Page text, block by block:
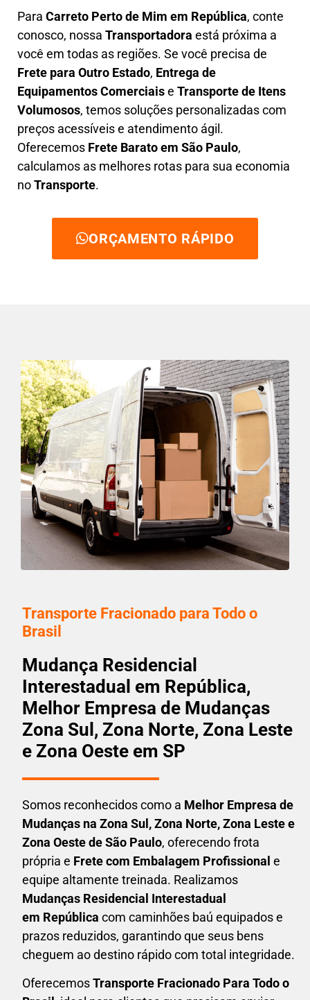
Para Carreto Perto de Mim em República, conte
conosco, nossa Transportadora está próxima a
você em todas as regiões. Se você precisa de
Frete para Outro Estado, Entrega de
Equipamentos Comerciaise Transporte de Itens
Volumosos, temos soluções personalizadas com
preços acessíveis e atendimento ágil.
Oferecemos Frete Baratoem São Paulo,
calculamos as melhores rotas para sua economia
noTransporte.
ORÇAMENTO RÁPIDO
Transporte Fracionado para Todo o
Brasil
Mudança Residencial
Interestadual em República,
Melhor Empresa de Mudanças
Zona Sul, Zona Norte, Zona Leste
e Zona Oeste em SP
Somos reconhecidos como a Melhor Empresa de
Mudanças na Zona Sul, Zona Norte, Zona Leste e
Zona Oeste de São Paulo, oferecendo frota
própria e Frete com Embalagem Profissional e
equipe altamente treinada. Realizamos
Mudanças Residencial Interestadual
em República com caminhões baú equipados e
prazos reduzidos, garantindo que seus bens
cheguem ao destino rápido com total integridade.
OferecemosTransporte Fracionado Para Todo o